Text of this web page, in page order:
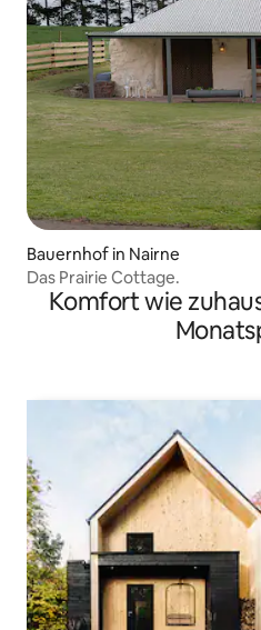
Bauernhof in Nairne
Das Prairie Cottage.
Komfort wie